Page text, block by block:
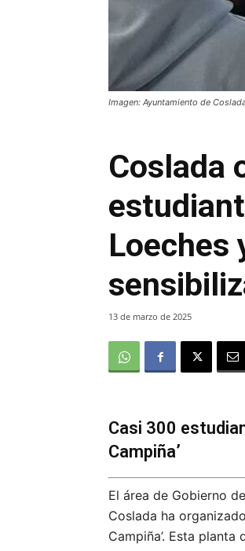
Imagen: Ayuntamiento de
Coslada
Loeches
13 de marzo de 2025
Casi 300
Campiña’
El área de Gobierno
Coslada ha
Campiña’. Esta